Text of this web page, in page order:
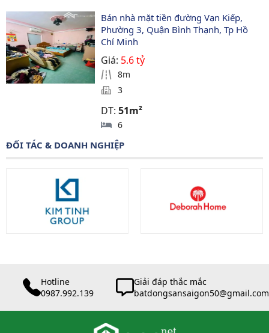
Bán nhà mặt tiền đường Vạn Kiếp,
Phường 3, Quận Bình Thạnh, Tp Hồ
Chí Minh
Giá: 5.6 tỷ
8m
3
DT:51m²
6
ĐỐI TÁC & DOANH NGHIỆP
Hotline
0987.992.139
Giải đáp thắc mắc
batdongsansaigon50@gmail.com